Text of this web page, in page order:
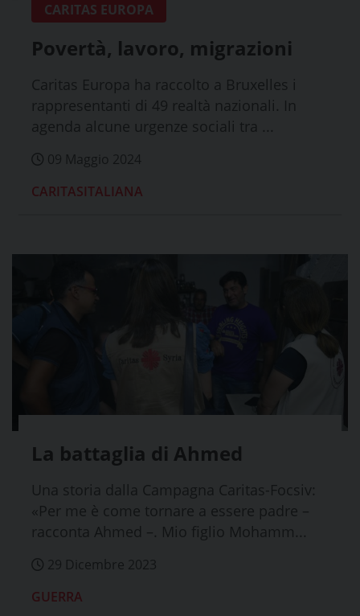
CARITAS EUROPA
Povertà, lavoro, migrazioni
Caritas Europa ha raccolto a Bruxelles i
rappresentanti di 49 realtà nazionali. In
agenda alcune urgenze sociali tra ...
09 Maggio 2024
CARITASITALIANA
La battaglia di Ahmed
Una storia dalla Campagna Caritas-Focsiv:
«Per me è come tornare a essere padre –
racconta Ahmed –. Mio figlio Mohamm...
29 Dicembre 2023
GUERRA